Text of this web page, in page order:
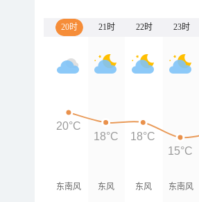
20时 21时 22时 23时
东南风 东风 东风 东南风
20°C
18°C 18°C
15°C